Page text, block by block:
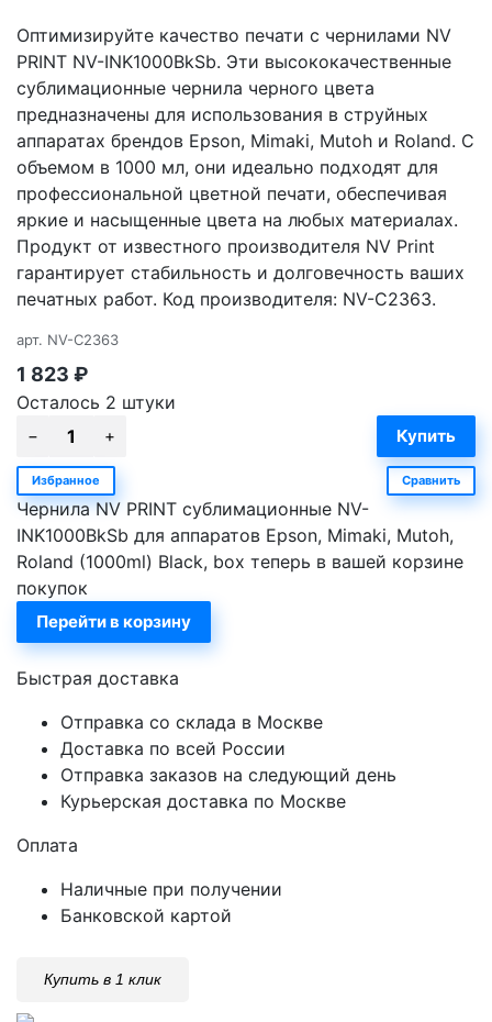
Оптимизируйте качество печати с чернилами NV
PRINT NV-INK1000BkSb. Эти высококачественные
сублимационные чернила черного цвета
предназначены для использования в струйных
аппаратах брендов Epson, Mimaki, Mutoh и Roland. С
объемом в 1000 мл, они идеально подходят для
профессиональной цветной печати, обеспечивая
яркие и насыщенные цвета на любых материалах.
Продукт от известного производителя NV Print
гарантирует стабильность и долговечность ваших
печатных работ. Код производителя: NV-C2363.
арт. NV-C2363
1 823 ₽
Осталось 2 штуки
Избранное Сравнить
Чернила NV PRINT сублимационные NV-
INK1000BkSb для аппаратов Epson, Mimaki, Mutoh,
Roland (1000ml) Black, box теперь в вашей корзине
покупок
Перейти в корзину
Быстрая доставка
Отправка со склада в Москве
Доставка по всей России
Отправка заказов на следующий день
Курьерская доставка по Москве
Оплата
Наличные при получении
Банковской картой
Купить в 1 клик